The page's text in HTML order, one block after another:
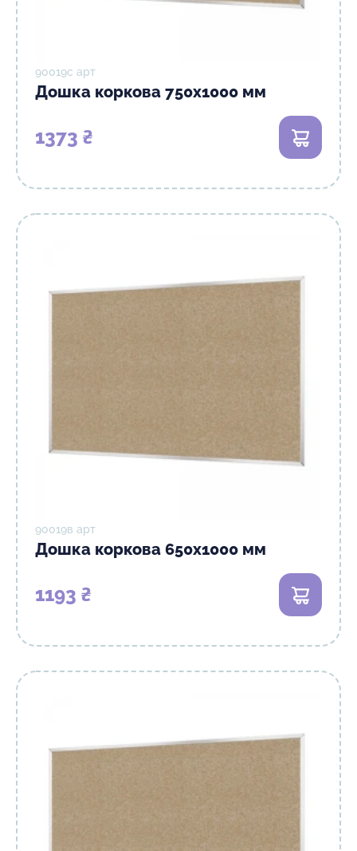
90019с арт
Дошка коркова 750х1000 мм
1373 ₴
90019в арт
Дошка коркова 650х1000 мм
1193 ₴